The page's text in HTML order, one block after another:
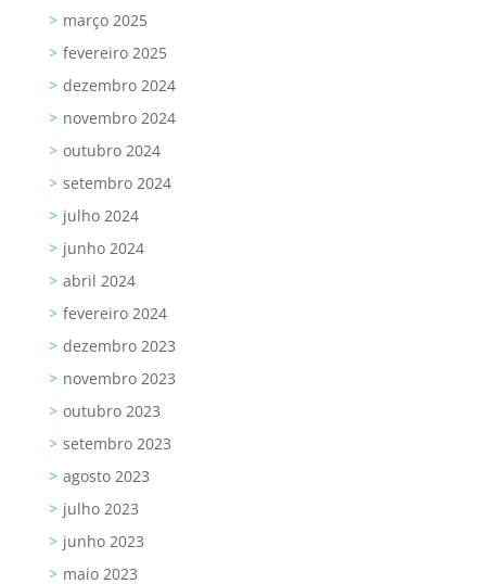
março 2025
fevereiro 2025
dezembro 2024
novembro 2024
outubro 2024
setembro 2024
julho 2024
junho 2024
abril 2024
fevereiro 2024
dezembro 2023
novembro 2023
outubro 2023
setembro 2023
agosto 2023
julho 2023
junho 2023
maio 2023